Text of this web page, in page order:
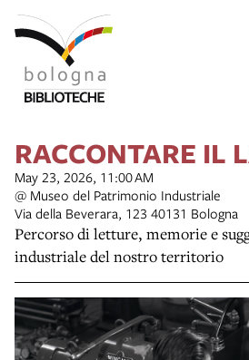
RACCONTARE IL
May 23, 2026, 11:00 AM
@ Museo del Patrimonio Industriale
Via della Beverara, 123 40131 Bologna
Percorso di letture, memorie e
industriale del nostro territorio